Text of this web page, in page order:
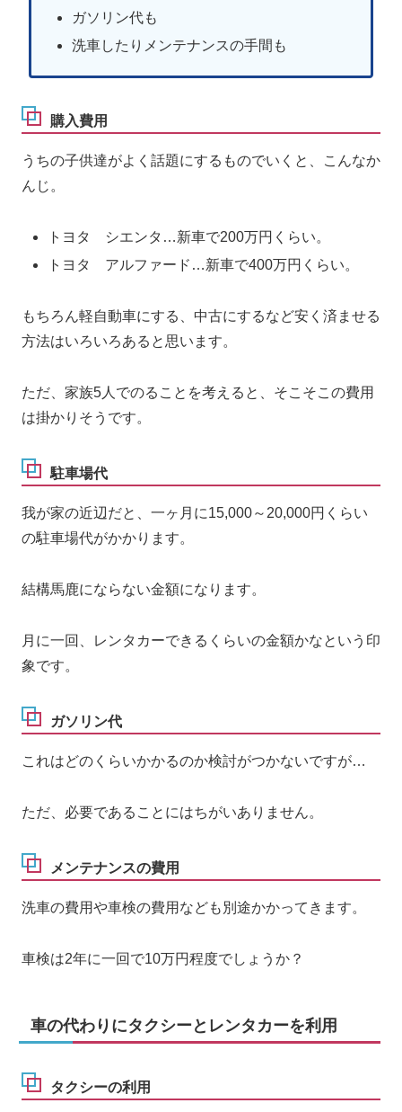
ガソリン代も
洗車したりメンテナンスの手間も
購入費用
うちの子供達がよく話題にするものでいくと、こんなか
んじ。
トヨタ シエンタ…新車で200万円くらい。
トヨタ アルファード…新車で400万円くらい。
もちろん軽自動車にする、中古にするなど安く済ませる
方法はいろいろあると思います。
ただ、家族5人でのることを考えると、そこそこの費用
は掛かりそうです。
駐車場代
我が家の近辺だと、一ヶ月に15,000～20,000円くらい
の駐車場代がかかります。
結構馬鹿にならない金額になります。
月に一回、レンタカーできるくらいの金額かなという印
象です。
ガソリン代
これはどのくらいかかるのか検討がつかないですが…
ただ、必要であることにはちがいありません。
メンテナンスの費用
洗車の費用や車検の費用なども別途かかってきます。
車検は2年に一回で10万円程度でしょうか？
車の代わりにタクシーとレンタカーを利用
タクシーの利用